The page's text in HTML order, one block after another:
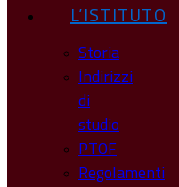
L’ISTITUTO
Storia
Indirizzi
di
studio
PTOF
Regolamenti